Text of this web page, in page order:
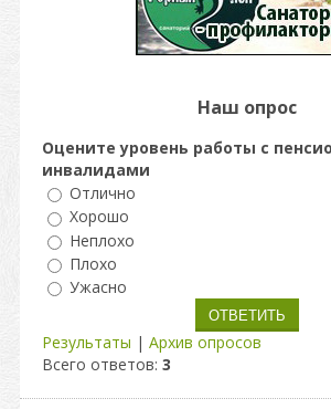
Наш опрос
Оцените уровень работы с
инвалидами
Отлично
Хорошо
Неплохо
Плохо
Ужасно
Результаты | Архив опросов
Всего ответов: 3